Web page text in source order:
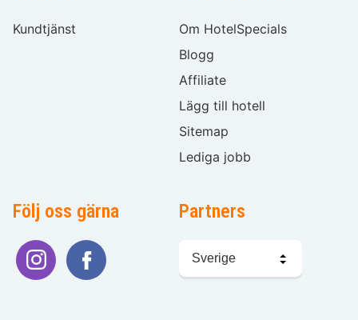
Kundtjänst
Om HotelSpecials
Blogg
Affiliate
Lägg till hotell
Sitemap
Lediga jobb
Följ oss gärna Partners
språk